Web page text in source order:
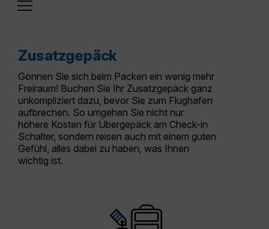
Zusatzgepäck
Gönnen Sie sich beim Packen ein wenig mehr
Freiraum! Buchen Sie Ihr Zusatzgepäck ganz
unkompliziert dazu, bevor Sie zum Flughafen
aufbrechen. So umgehen Sie nicht nur
höhere Kosten für Übergepäck am Check-in
Schalter, sondern reisen auch mit einem guten
Gefühl, alles dabei zu haben, was Ihnen
wichtig ist.